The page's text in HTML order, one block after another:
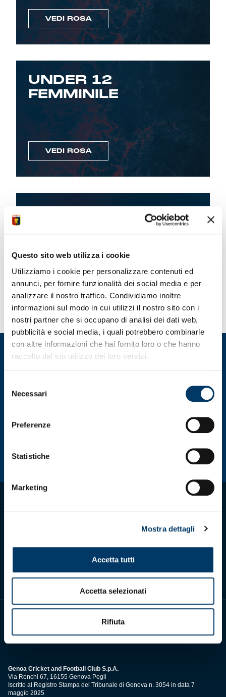
Questo sito web utilizza i cookie
Utilizziamo i cookie per personalizzare contenuti ed
annunci, per fornire funzionalità dei social media e per
analizzare il nostro traffico. Condividiamo inoltre
informazioni sul modo in cui utilizzi il nostro sito con i
nostri partner che si occupano di analisi dei dati web,
pubblicità e social media, i quali potrebbero combinarle
con altre informazioni che hai fornito loro o che hanno
raccolto dal tuo utilizzo dei loro servizi.
delNecessari
Preferenze
Statistiche
Marketing
Mostra dettagli
Accetta tutti
Accetta selezionati
Rifiuta
Summer Sale
Accessori
Party
Helan x Genoa
Isolani x Genoa
Gift Card Online Store
VEDI ROSA
UNDER 12
FEMMINILE
VEDI ROSA
UNDER 10
VEDI ROSA
Genoa Cricket and Football Club S.p.A.
Via Ronchi 67, 16155 Genova Pegli
Iscritto al Registro Stampa del Tribunale di Genova n. 3054 in data 7
maggio 2025